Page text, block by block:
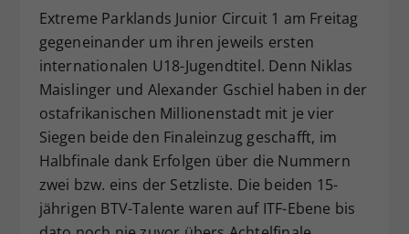
Extreme Parklands Junior Circuit 1 am Freitag
gegeneinander um ihren jeweils ersten
internationalen U18-Jugendtitel. Denn Niklas
Maislinger und Alexander Gschiel haben in der
ostafrikanischen Millionenstadt mit je vier
Siegen beide den Finaleinzug geschafft, im
Halbfinale dank Erfolgen über die Nummern
zwei bzw. eins der Setzliste. Die beiden 15-
jährigen BTV-Talente waren auf ITF-Ebene bis
Zweck
Dieser Wert speichert Ihre Consent-
Einstellungen. Unter anderem eine
zufällig generierte ID, für die
historische Speicherung Ihrer
Webseiten-Betreiber dies eingestellt
hat.